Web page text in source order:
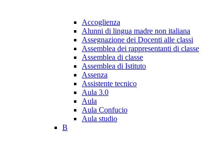
Accoglienza
Alunni di lingua madre non italiana
Assegnazione dei Docenti alle classi
Assemblea dei rappresentanti di classe
Assemblea di classe
Assemblea di Istituto
Assenza
Assistente tecnico
Aula 3.0
Aula
Aula Confucio
Aula studio
B